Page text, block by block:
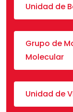
Unidad de
Grupo de
Molecular
Unidad de